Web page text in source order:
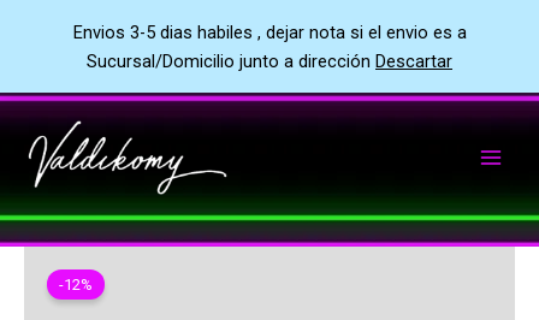
Envios 3-5 dias habiles , dejar nota si el envio es a
Sucursal/Domicilio junto a dirección Descartar
al
contenido
-12%